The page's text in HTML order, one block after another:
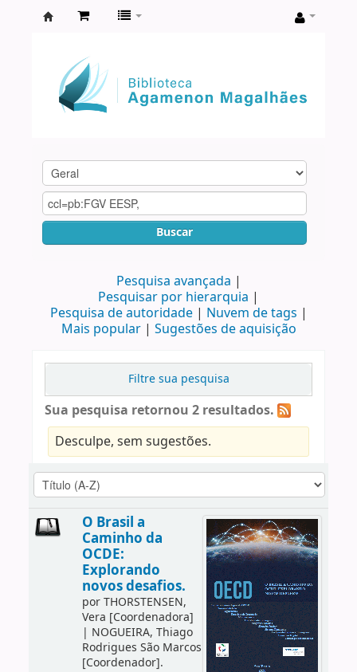
Agamenon
Magalhães
Buscar
Pesquisa avançada
Pesquisar por hierarquia
Pesquisa de autoridade
Nuvem de tags
Mais popular
Sugestões de aquisição
Filtre sua pesquisa
Sua pesquisa retornou 2 resultados.
Desculpe, sem sugestões.
O Brasil a
Caminho da
OCDE:
Explorando
novos desafios.
porTHORSTENSEN,
Vera [Coordenadora]
| NOGUEIRA, Thiago
Rodrigues São Marcos
[Coordenador].